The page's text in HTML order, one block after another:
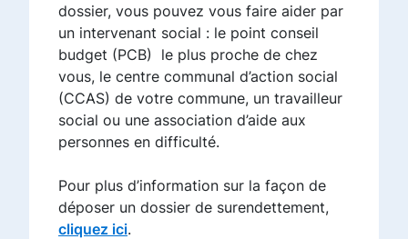
dossier, vous pouvez vous faire aider par
un intervenant social : le point conseil
budget (PCB) le plus proche de chez
vous, le centre communal d’action social
(CCAS) de votre commune, un travailleur
social ou une association d’aide aux
personnes en difficulté.
Pour plus d’information sur la façon de
déposer un dossier de surendettement,
cliquez ici.